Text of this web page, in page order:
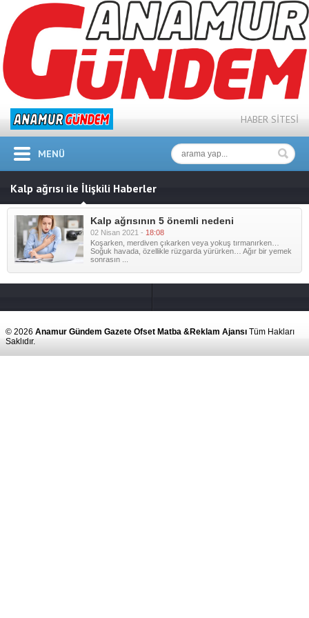
HABER SİTESİ
MENÜ
Kalp ağrısı ile İlişkili Haberler
Kalp ağrısının 5 önemli nedeni
02 Nisan 2021 - 18:08
Koşarken, merdiven çıkarken veya yokuş tırmanırken…
Soğuk havada, özellikle rüzgarda yürürken… Ağır bir yemek
sonrasın ...
© 2026 Anamur Gündem Gazete Ofset Matba &Reklam Ajansı Tüm Hakları
Saklıdır.